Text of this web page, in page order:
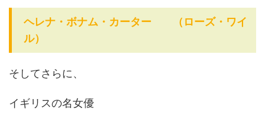
ヘレナ・ボナム・カーター （ローズ・ワイ
ル）
そしてさらに、
イギリスの名女優